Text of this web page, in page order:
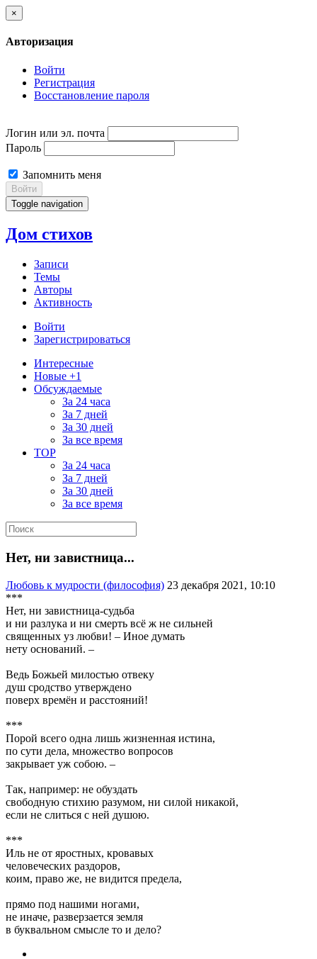
×
Авторизация
Войти
Регистрация
Восстановление пароля
Логин или эл. почта
Пароль
Запомнить меня
Войти
Toggle navigation
Дом стихов
Записи
Темы
Авторы
Активность
Войти
Зарегистрироваться
Интересные
Новые +1
Обсуждаемые
За 24 часа
За 7 дней
За 30 дней
За все время
TOP
За 24 часа
За 7 дней
За 30 дней
За все время
Нет, ни завистница...
Любовь к мудрости (философия) 23 декабря 2021, 10:10
***
Нет, ни завистница-судьба
и ни разлука и ни смерть всё ж не сильней
священных уз любви! – Иное думать
нету оснований. –
Ведь Божьей милостью отвеку
душ сродство утверждено
поверх времён и расстояний!
***
Порой всего одна лишь жизненная истина,
по сути дела, множество вопросов
закрывает уж собою. –
Так, например: не обуздать
свободную стихию разумом, ни силой никакой,
если не слиться с ней душою.
***
Иль не от яростных, кровавых
человеческих раздоров,
коим, право же, не видится предела,
прямо под нашими ногами,
не иначе, разверзается земля
в буквальном смысле то и дело?